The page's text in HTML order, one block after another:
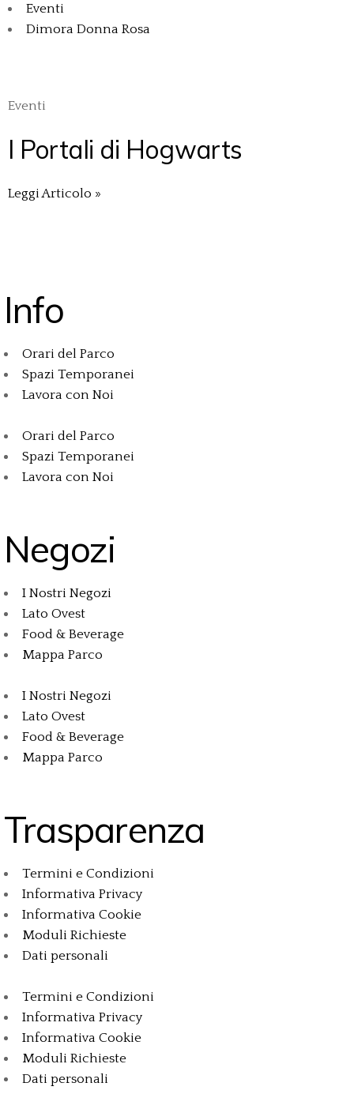
Eventi
Dimora Donna Rosa
Eventi
I Portali di Hogwarts
Leggi Articolo »
Info
Orari del Parco
Spazi Temporanei
Lavora con Noi
Orari del Parco
Spazi Temporanei
Lavora con Noi
Negozi
I Nostri Negozi
Lato Ovest
Food & Beverage
Mappa Parco
I Nostri Negozi
Lato Ovest
Food & Beverage
Mappa Parco
Trasparenza
Termini e Condizioni
Informativa Privacy
Informativa Cookie
Moduli Richieste
Dati personali
Termini e Condizioni
Informativa Privacy
Informativa Cookie
Moduli Richieste
Dati personali